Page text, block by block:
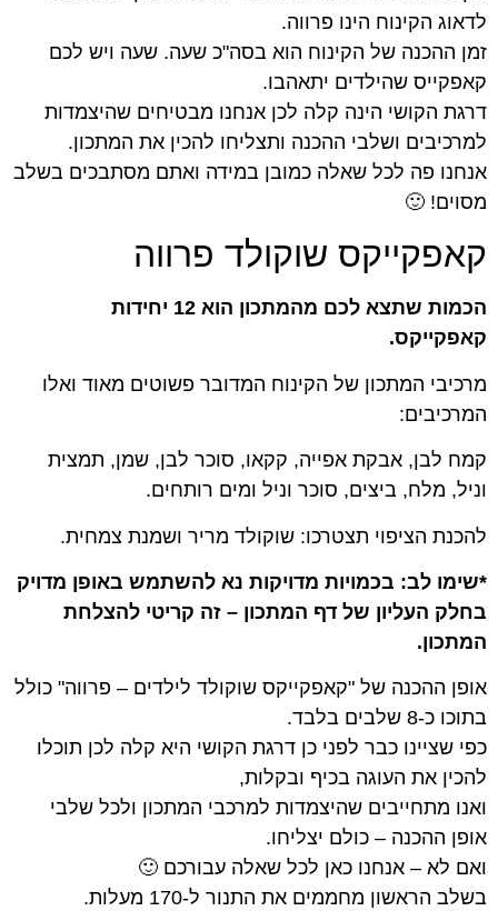
לדאוג הקינוח הינו פרווה.
זמן ההכנה של הקינוח הוא בסה"כ שעה. שעה ויש לכם
קאפקייס שהילדים יתאהבו.
דרגת הקושי הינה קלה לכן אנחנו מבטיחים שהיצמדות
למרכיבים ושלבי ההכנה ותצליחו להכין את המתכון.
אנחנו פה לכל שאלה כמובן במידה ואתם מסתבכים בשלב
מסוים! 🙂
קאפקייקס שוקולד פרווה
הכמות שתצא לכם מהמתכון הוא 12 יחידות
קאפקייקס.
מרכיבי המתכון של הקינוח המדובר פשוטים מאוד ואלו
המרכיבים:
קמח לבן, אבקת אפייה, קקאו, סוכר לבן, שמן, תמצית
וניל, מלח, ביצים, סוכר וניל ומים רותחים.
להכנת הציפוי תצטרכו: שוקולד מריר ושמנת צמחית.
*שימו לב: בכמויות מדויקות נא להשתמש באופן מדויק
בחלק העליון של דף המתכון – זה קריטי להצלחת
המתכון.
אופן ההכנה של "קאפקייקס שוקולד לילדים – פרווה" כולל
בתוכו כ-8 שלבים בלבד.
כפי שציינו כבר לפני כן דרגת הקושי היא קלה לכן תוכלו
להכין את העוגה בכיף ובקלות,
ואנו מתחייבים שהיצמדות למרכבי המתכון ולכל שלבי
אופן ההכנה – כולם יצליחו.
ואם לא – אנחנו כאן לכל שאלה עבורכם 🙂
בשלב הראשון מחממים את התנור ל-170 מעלות.